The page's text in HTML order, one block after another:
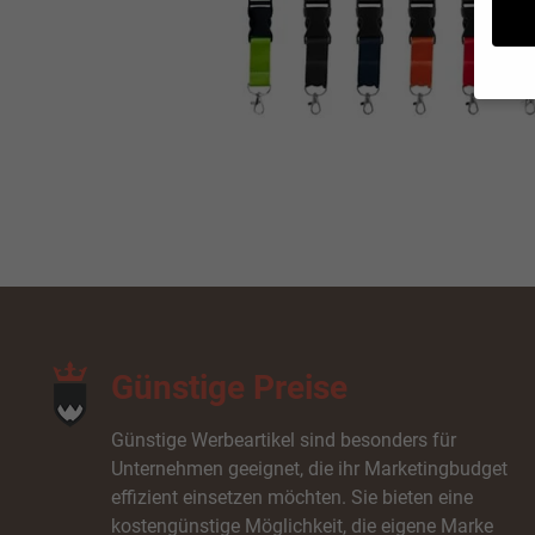
Günstige Preise
Günstige Werbeartikel sind besonders für
Unternehmen geeignet, die ihr Marketingbudget
effizient einsetzen möchten. Sie bieten eine
kostengünstige Möglichkeit, die eigene Marke
Wir
Hier